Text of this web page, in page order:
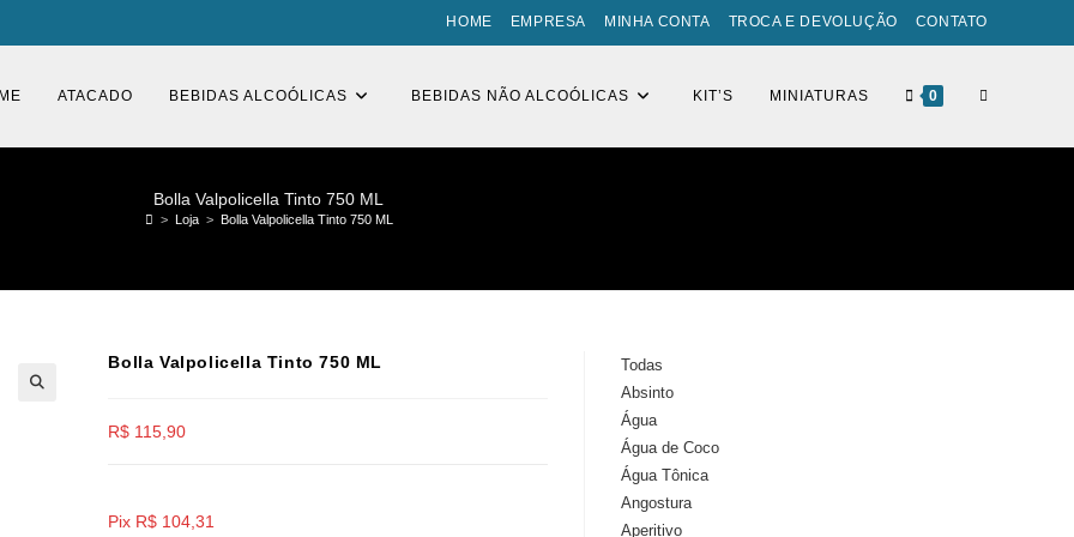
HOME EMPRESA MINHA CONTA TROCA E DEVOLUÇÃO CONTATO
ATACADO BEBIDAS ALCOÓLICAS BEBIDAS NÃO ALCOÓLICAS KIT’S MINIATURAS 0
Bolla Valpolicella Tinto 750 ML
> Loja > Bolla Valpolicella Tinto 750 ML
Todas
Absinto
Água
Água de Coco
Água Tônica
Angostura
Aperitivo
Bolla Valpolicella Tinto 750 ML
R$ 115,90
Pix R$ 104,31